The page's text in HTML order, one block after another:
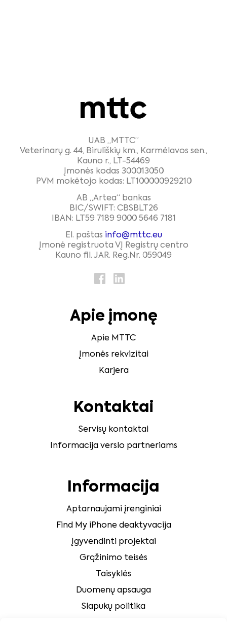
UAB „MTTC”
Veterinarų g. 44, Biruliškių km., Karmėlavos sen.,
Kauno r., LT-54469
Įmonės kodas 300013050
PVM mokėtojo kodas: LT100000929210
AB „Artea“ bankas
BIC/SWIFT: CBSBLT26
IBAN: LT59 7189 9000 5646 7181
El. paštas info@mttc.eu
Įmonė registruota VĮ Registrų centro
Kauno fil. JAR. Reg.Nr. 059049
Apie įmonę
Apie MTTC
Įmonės rekvizitai
Karjera
Kontaktai
Servisų kontaktai
Informacija verslo partneriams
Informacija
Aptarnaujami įrenginiai
Find My iPhone deaktyvacija
Įgyvendinti projektai
Grąžinimo teisės
Taisyklės
Duomenų apsauga
Slapukų politika